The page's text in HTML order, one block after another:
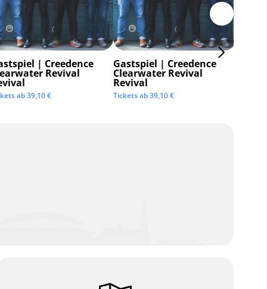
| Creedence
Revival
ab39,10€
Gastspiel | Creedence
Clearwater Revival
Revival
Tickets ab39,10€